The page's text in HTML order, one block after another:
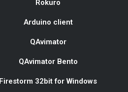
Rokuro
Arduino client
QAvimator
QAvimator Bento
Firestorm 32bit for Windows